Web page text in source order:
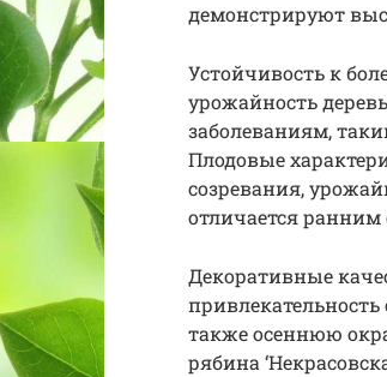
демонстрируют
Устойчивость к
урожайность
заболеваниям,
Плодовые
созревания,
отличается
Декоративные
также осеннюю
рябина